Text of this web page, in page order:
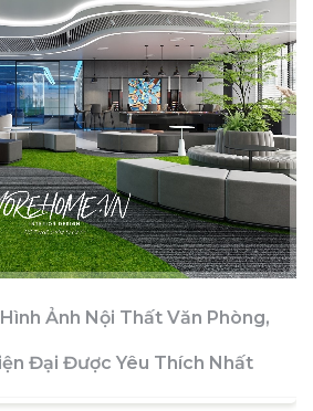
Ảnh Nội Thất Văn Phòng,
Đại Được Yêu Thích Nhất